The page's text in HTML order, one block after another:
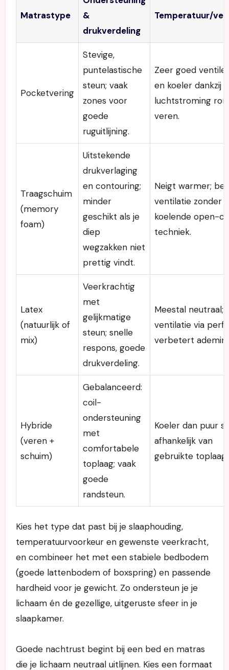
Matrastype
&
drukverdeling
Temperatuur/
Pocketvering
Stevige,
puntelastische
steun; vaak
zones voor
goede
ruguitlijning.
Zeer goed
en koeler dankzij
luchtstroming
veren.
Traagschuim
(memory
foam)
Uitstekende
drukverlaging
en contouring;
minder
geschikt als je
diep
wegzakken niet
prettig vindt.
Neigt warmer;
ventilatie zonder
koelende open-
techniek.
Latex
(natuurlijk of
mix)
Veerkrachtig
met
gelijkmatige
steun; snelle
respons, goede
drukverdeling.
Meestal neutraal;
ventilatie via
verbetert
Hybride
(veren +
schuim)
Gebalanceerd:
coil-
ondersteuning
met
comfortabele
toplaag; vaak
goede
randsteun.
Koeler dan puur
afhankelijk van
gebruikte toplaag.
Kies het type dat past bij je slaaphouding,
temperatuurvoorkeur en gewenste veerkracht,
en combineer het met een stabiele bedbodem
(goede lattenbodem of boxspring) en passende
hardheid voor je gewicht. Zo ondersteun je je
lichaam én de gezellige, uitgeruste sfeer in je
slaapkamer.
Goede nachtrust begint bij een bed en matras
die je lichaam neutraal uitlijnen. Kies een formaat